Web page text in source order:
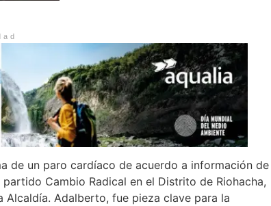
de un paro cardíaco de acuerdo a información de
Cambio Radical en el Distrito de Riohacha,
Adalberto, fue pieza clave para la